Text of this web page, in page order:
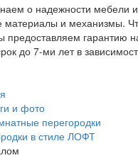
о надежности мебели и
материалы и механизмы.
предоставляем гарантию
до 7-ми лет в
и фото
перегородки
в стиле ЛОФТ